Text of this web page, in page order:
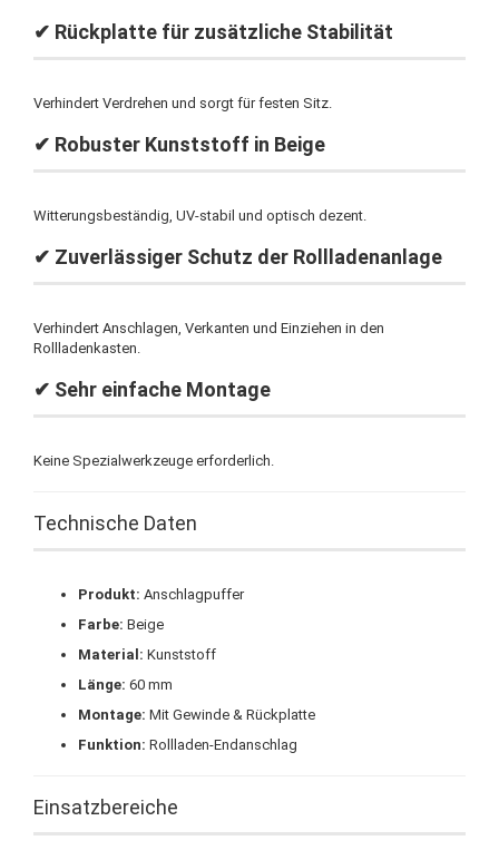
✔ Rückplatte für zusätzliche Stabilität
Verhindert Verdrehen und sorgt für festen Sitz.
✔ Robuster Kunststoff in Beige
Witterungsbeständig, UV-stabil und optisch dezent.
✔ Zuverlässiger Schutz der Rollladenanlage
Verhindert Anschlagen, Verkanten und Einziehen in den
Rollladenkasten.
✔ Sehr einfache Montage
Keine Spezialwerkzeuge erforderlich.
Technische Daten
Produkt: Anschlagpuffer
Farbe: Beige
Material: Kunststoff
Länge: 60 mm
Montage: Mit Gewinde & Rückplatte
Funktion: Rollladen-Endanschlag
Einsatzbereiche